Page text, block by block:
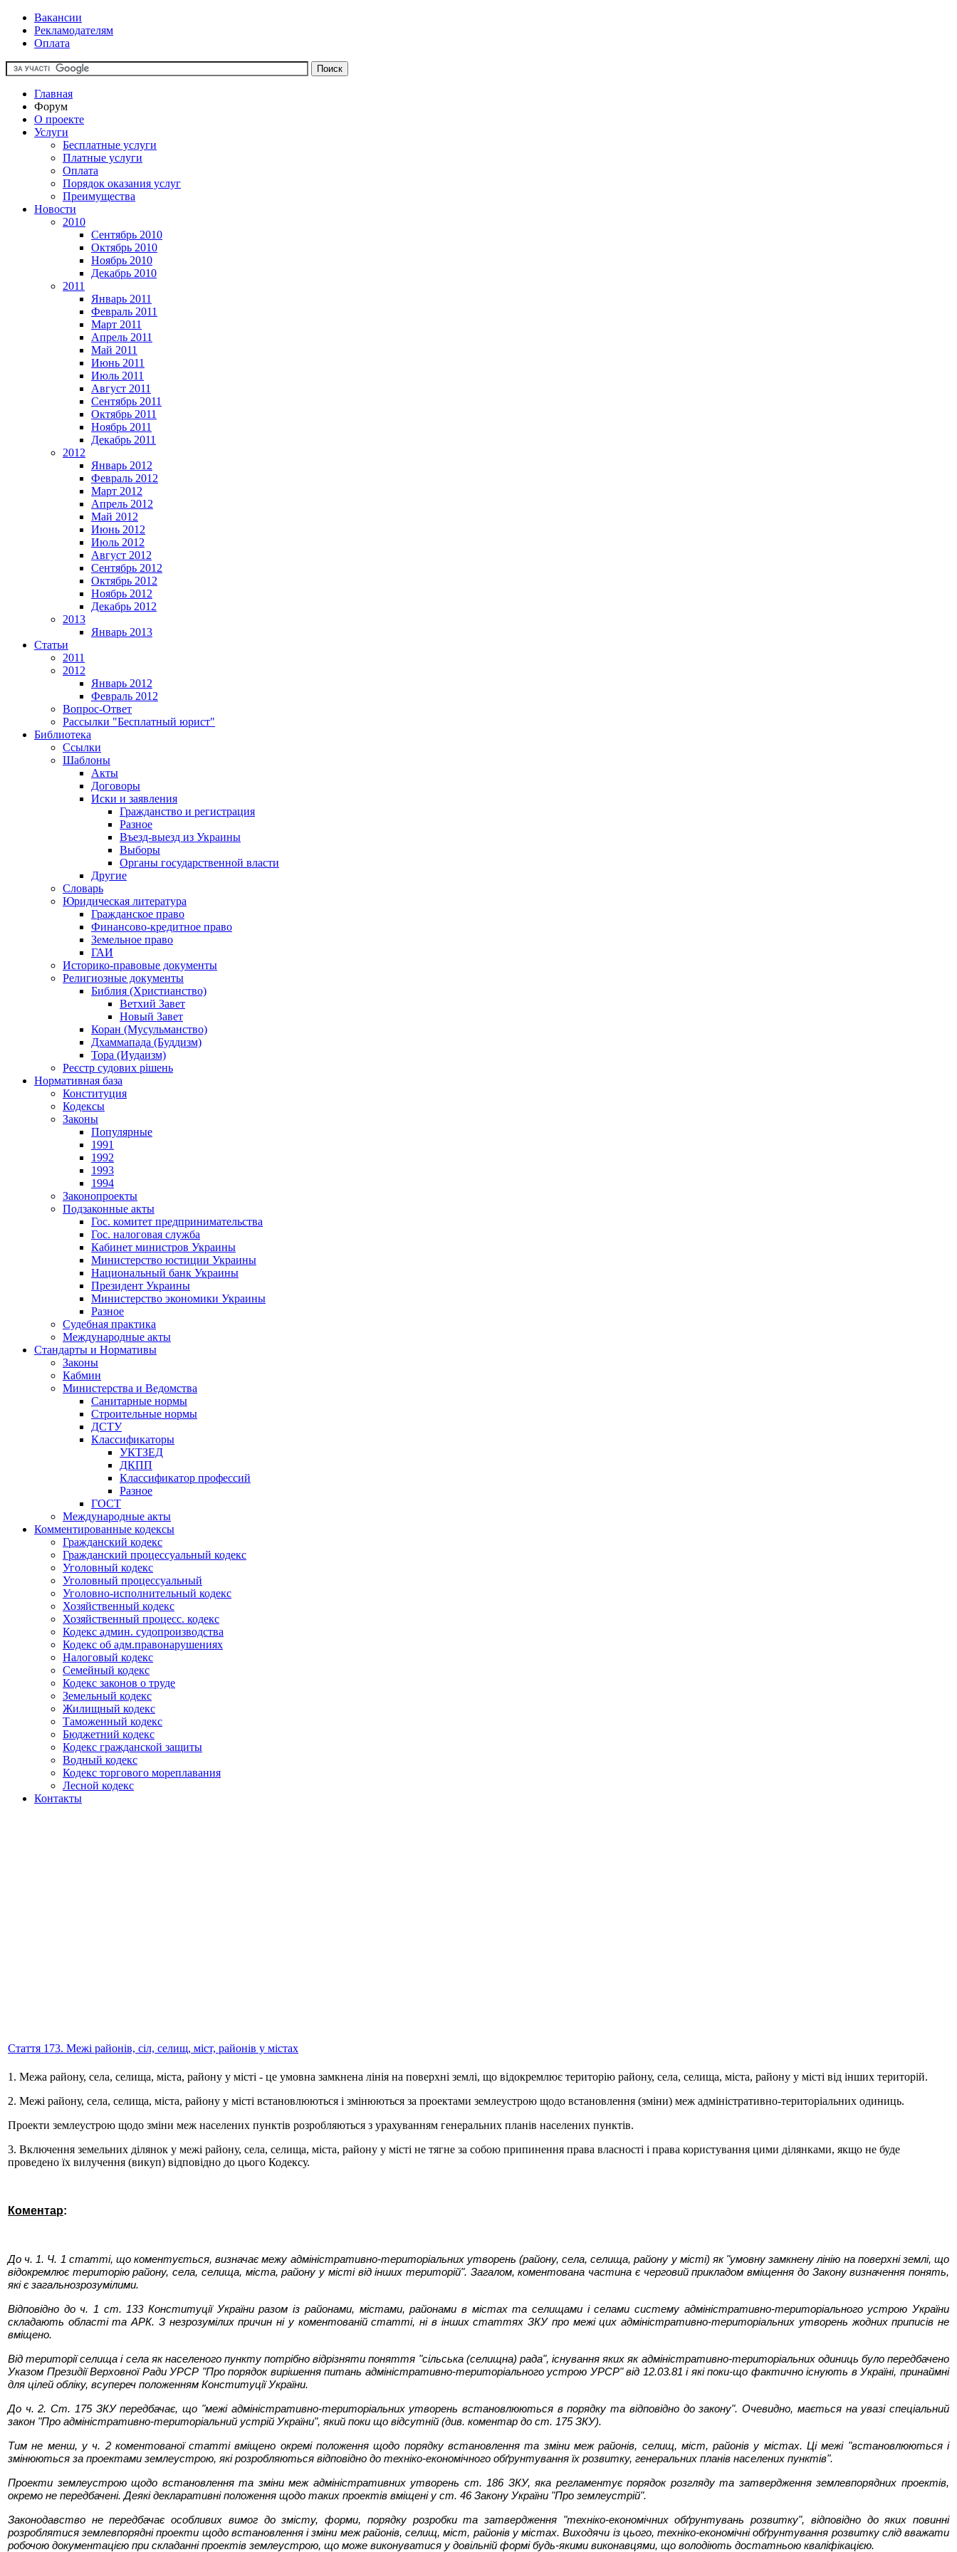
Вакансии
Рекламодателям
Оплата
Главная
Форум
О проекте
Услуги
Бесплатные услуги
Платные услуги
Оплата
Порядок оказания услуг
Преимущества
Новости
2010
Сентябрь 2010
Октябрь 2010
Ноябрь 2010
Декабрь 2010
2011
Январь 2011
Февраль 2011
Март 2011
Апрель 2011
Май 2011
Июнь 2011
Июль 2011
Август 2011
Сентябрь 2011
Октябрь 2011
Ноябрь 2011
Декабрь 2011
2012
Январь 2012
Февраль 2012
Март 2012
Апрель 2012
Май 2012
Июнь 2012
Июль 2012
Август 2012
Сентябрь 2012
Октябрь 2012
Ноябрь 2012
Декабрь 2012
2013
Январь 2013
Статьи
2011
2012
Январь 2012
Февраль 2012
Вопрос-Ответ
Рассылки "Бесплатный юрист"
Библиотека
Ссылки
Шаблоны
Акты
Договоры
Иски и заявления
Гражданство и регистрация
Разное
Въезд-выезд из Украины
Выборы
Органы государственной власти
Другие
Словарь
Юридическая литература
Гражданское право
Финансово-кредитное право
Земельное право
ГАИ
Историко-правовые документы
Религиозные документы
Библия (Христианство)
Ветхий Завет
Новый Завет
Коран (Мусульманство)
Дхаммапада (Буддизм)
Тора (Иудаизм)
Реєстр судових рішень
Нормативная база
Конституция
Кодексы
Законы
Популярные
1991
1992
1993
1994
Законопроекты
Подзаконные акты
Гос. комитет предпринимательства
Гос. налоговая служба
Кабинет министров Украины
Министерство юстиции Украины
Национальный банк Украины
Президент Украины
Министерство экономики Украины
Разное
Судебная практика
Международные акты
Стандарты и Нормативы
Законы
Кабмин
Министерства и Ведомства
Санитарные нормы
Строительные нормы
ДСТУ
Классификаторы
УКТЗЕД
ДКПП
Классификатор профессий
Разное
ГОСТ
Международные акты
Комментированные кодексы
Гражданский кодекс
Гражданский процессуальный кодекс
Уголовный кодекс
Уголовный процессуальный
Уголовно-исполнительный кодекс
Хозяйственный кодекс
Хозяйственный процесс. кодекс
Кодекс админ. судопроизводства
Кодекс об адм.правонарушениях
Налоговый кодекс
Семейный кодекс
Кодекс законов о труде
Земельный кодекс
Жилищный кодекс
Таможенный кодекс
Бюджетний кодекс
Кодекс гражданской защиты
Водный кодекс
Кодекс торгового мореплавания
Лесной кодекс
Контакты
Стаття 173. Межі районів, сіл, селищ, міст, районів у містах
1. Межа району, села, селища, міста, району у місті - це умовна замкнена лінія на поверхні землі, що відокремлює територію району, села, селища, міста, району у місті від інших територій.
2. Межі району, села, селища, міста, району у місті встановлюються і змінюються за проектами землеустрою щодо встановлення (зміни) меж адміністративно-територіальних одиниць.
Проекти землеустрою щодо зміни меж населених пунктів розробляються з урахуванням генеральних планів населених пунктів.
3. Включення земельних ділянок у межі району, села, селища, міста, району у місті не тягне за собою припинення права власності і права користування цими ділянками, якщо не буде
проведено їх вилучення (викуп) відповідно до цього Кодексу.
Коментар:
До ч. 1. Ч. 1 статті, що коментується, визначає межу адміністративно-територіальних утворень (району, села, селища, району у місті) як "умовну замкнену лінію на поверхні землі, що
відокремлює територію району, села, селища, міста, району у місті від інших територій". Загалом, коментована частина є черговий прикладом вміщення до Закону визначення понять,
які є загальнозрозумілими.
Відповідно до ч. 1 ст. 133 Конституції України разом із районами, містами, районами в містах та селищами і селами систему адміністративно-територіального устрою України
складають області та АРК. З незрозумілих причин ні у коментованій статті, ні в інших статтях ЗКУ про межі цих адміністративно-територіальних утворень жодних приписів не
вміщено.
Від території селища і села як населеного пункту потрібно відрізняти поняття "сільська (селищна) рада", існування яких як адміністративно-територіальних одиниць було передбачено
Указом Президії Верховної Ради УРСР "Про порядок вирішення питань адміністративно-територіального устрою УРСР" від 12.03.81 і які поки-що фактично існують в Україні, принаймні
для цілей обліку, всупереч положенням Конституції України.
До ч. 2. Ст. 175 ЗКУ передбачає, що "межі адміністративно-територіальних утворень встановлюються в порядку та відповідно до закону". Очевидно, мається на увазі спеціальний
закон "Про адміністративно-територіальний устрій України", який поки що відсутній (див. коментар до ст. 175 ЗКУ).
Тим не менш, у ч. 2 коментованої статті вміщено окремі положення щодо порядку встановлення та зміни меж районів, селищ, міст, районів у містах. Ці межі "встановлюються і
змінюються за проектами землеустрою, які розробляються відповідно до техніко-економічного обґрунтування їх розвитку, генеральних планів населених пунктів".
Проекти землеустрою щодо встановлення та зміни меж адміністративних утворень ст. 186 ЗКУ, яка регламентує порядок розгляду та затвердження землевпорядних проектів,
окремо не передбачені. Деякі декларативні положення щодо таких проектів вміщені у ст. 46 Закону України "Про землеустрій".
Законодавство не передбачає особливих вимог до змісту, форми, порядку розробки та затвердження "техніко-економічних обґрунтувань розвитку", відповідно до яких повинні
розроблятися землевпорядні проекти щодо встановлення і зміни меж районів, селищ, міст, районів у містах. Виходячи із цього, техніко-економічні обґрунтування розвитку слід вважати
робочою документацією при складанні проектів землеустрою, що може виконуватися у довільній формі будь-якими виконавцями, що володіють достатньою кваліфікацією.